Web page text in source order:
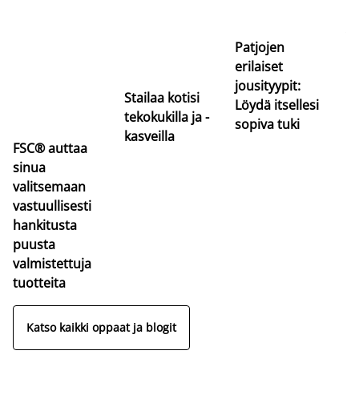
FSC® auttaa
sinua
valitsemaan
vastuullisesti
hankitusta
puusta
valmistettuja
tuotteita
Stailaa kotisi
tekokukilla ja -
kasveilla
Patjojen
erilaiset
jousityypit:
Löydä itsellesi
sopiva tuki
Katso kaikki oppaat ja blogit